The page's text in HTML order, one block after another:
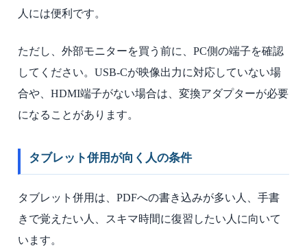
人には便利です。
ただし、外部モニターを買う前に、PC側の端子を確認
してください。USB-Cが映像出力に対応していない場
合や、HDMI端子がない場合は、変換アダプターが必要
になることがあります。
タブレット併用が向く人の条件
タブレット併用は、PDFへの書き込みが多い人、手書
きで覚えたい人、スキマ時間に復習したい人に向いて
います。